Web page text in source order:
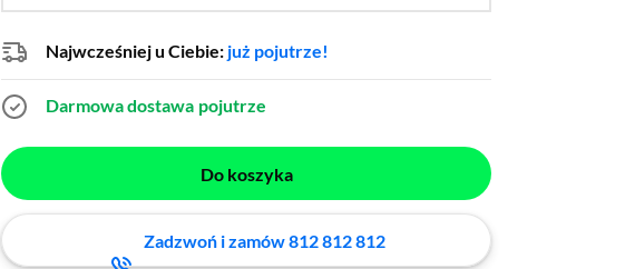
Najwcześniej u Ciebie: już pojutrze!
Darmowa dostawa pojutrze
Do koszyka
Zadzwoń i zamów 812 812 812